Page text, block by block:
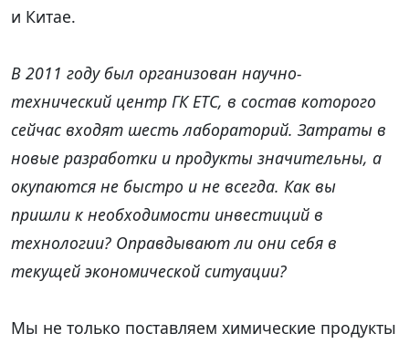
и Китае.
В 2011 году был организован научно-
технический центр ГК ЕТС, в состав которого
сейчас входят шесть лабораторий. Затраты в
новые разработки и продукты значительны, а
окупаются не быстро и не всегда. Как вы
пришли к необходимости инвестиций в
технологии? Оправдывают ли они себя в
текущей экономической ситуации?
Мы не только поставляем химические продукты